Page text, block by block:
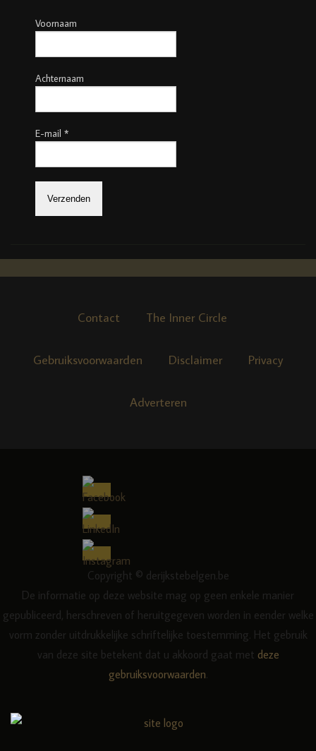
Voornaam
Achternaam
E-mail *
Contact The Inner Circle
Gebruiksvoorwaarden Disclaimer Privacy
Adverteren
Copyright © derijkstebelgen.be
De informatie op deze website mag op geen enkele manier
gepubliceerd, herschreven of heruitgegeven worden in eender welke
vorm zonder uitdrukkelijke schriftelijke toestemming. Het gebruik
van deze site betekent dat u akkoord gaat met deze
gebruiksvoorwaarden